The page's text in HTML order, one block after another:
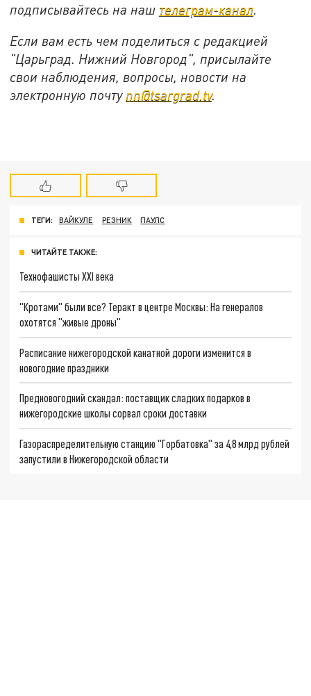
подписывайтесь на наш телеграм-канал
Если вам есть чем поделиться с редакцией
"Царьград. Нижний Новгород", присылайте
свои наблюдения, вопросы, новости на
электронную почту nn@tsargrad.tv.
ТЕГИ: ВАЙКУЛЕ РЕЗНИК ПАУЛС
ЧИТАЙТЕ ТАКЖЕ:
Технофашисты XXI века
"Кротами" были все? Теракт в центре Москвы: На генералов
охотятся "живые дроны"
Расписание нижегородской канатной дороги изменится в
новогодние праздники
Предновогодний скандал: поставщик сладких подарков в
нижегородские школы сорвал сроки доставки
Газораспределительную станцию "Горбатовка" за 4,8 млрд рублей
запустили в Нижегородской области